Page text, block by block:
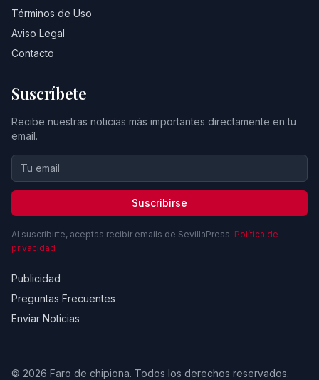
Términos de Uso
Aviso Legal
Contacto
Suscríbete
Recibe nuestras noticias más importantes directamente en tu
email.
Suscribirse
Al suscribirte, aceptas recibir emails de SevillaPress. Política de
privacidad
Publicidad
Preguntas Frecuentes
Enviar Noticias
© 2026 Faro de chipiona. Todos los derechos reservados.